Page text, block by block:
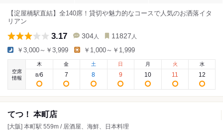
【淀屋橋駅直結】全140席！貸切や魅力的なコースで人気のお洒落イタ
リアン
3.17 304 人 11827 人
￥3,000～￥3,999 ￥1,000～￥1,999
空席
情報
木
8/6
金
7
土
8
日
9
月
10
火
11
水
12
てつ！ 本町店
[大阪] 本町駅 559m / 居酒屋、海鮮、日本料理